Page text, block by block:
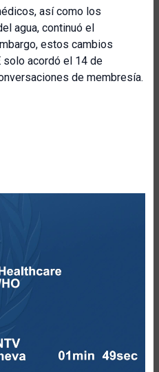
así como los
agua, continuó el
estos cambios
solo acordó el 14 de
de membresía.